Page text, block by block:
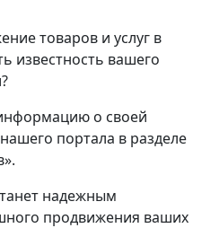
товаров и услуг в
известность вашего
о своей
портала в разделе
надежным
продвижения ваших